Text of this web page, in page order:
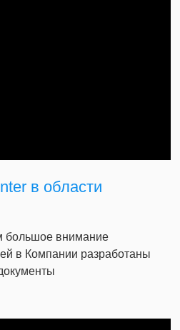
в области
большое внимание
в Компании разработаны